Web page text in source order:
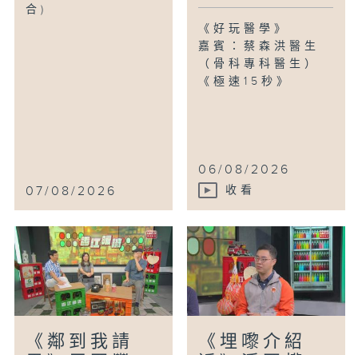
合)
07/08/2026
《好玩醫學》
嘉賓：蔡森洪醫生
（骨科專科醫生）
《極速15秒》
06/08/2026
收看
《鄰到我請
《埋嚟介紹